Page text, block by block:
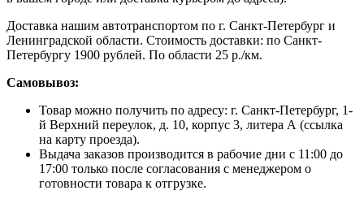
Доставка нашим автотранспортом по г. Санкт-Петербург и
Ленинградской области. Стоимость доставки: по Санкт-
Петербургу 1900 рублей. По области 25 р./км.
Самовывоз:
Товар можно получить по адресу: г. Санкт-Петербург, 1-
й Верхний переулок, д. 10, корпус 3, литера А (ссылка
на карту проезда).
Выдача заказов производится в рабочие дни с 11:00 до
17:00 только после согласования с менеджером о
готовности товара к отгрузке.